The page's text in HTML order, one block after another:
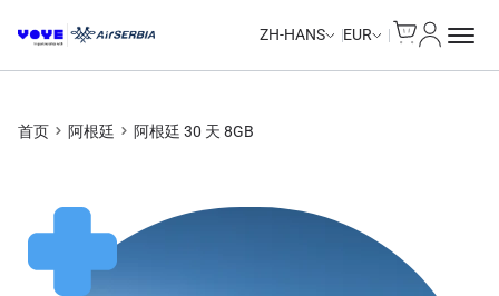
ZH-HANS EUR
首页 阿根廷 阿根廷 30 天 8GB